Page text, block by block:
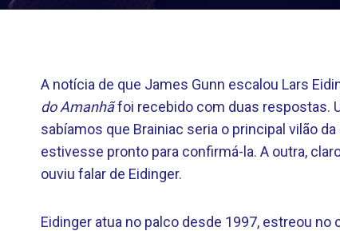
A notícia de que James Gunn escalou Lars
do Amanhãfoi recebido com duas respostas.
sabíamos que Brainiac seria o principal vilão da
estivesse pronto para confirmá-la. A outra,
ouviu falar de Eidinger.
Eidinger atua no palco desde 1997, estreou no